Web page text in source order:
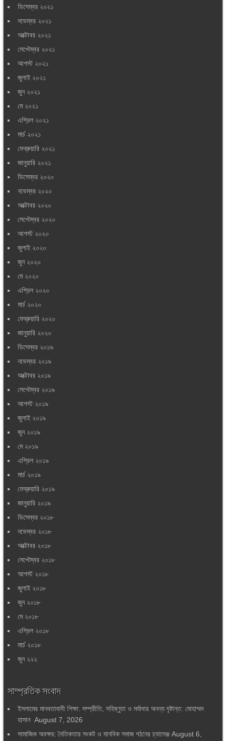
ডিসেম্বর ২০২১
নভেম্বর ২০২১
অক্টোবর ২০২১
সেপ্টেম্বর ২০২১
আগস্ট ২০২১
জুলাই ২০২১
জুন ২০২১
মে ২০২১
এপ্রিল ২০২১
মার্চ ২০২১
ফেব্রুয়ারি ২০২১
জানুয়ারি ২০২১
ডিসেম্বর ২০২০
নভেম্বর ২০২০
অক্টোবর ২০২০
সেপ্টেম্বর ২০২০
আগস্ট ২০২০
জুলাই ২০২০
জুন ২০২০
মে ২০২০
এপ্রিল ২০২০
মার্চ ২০২০
ফেব্রুয়ারি ২০২০
জানুয়ারি ২০২০
ডিসেম্বর ২০১৯
নভেম্বর ২০১৯
অক্টোবর ২০১৯
সেপ্টেম্বর ২০১৯
আগস্ট ২০১৯
জুলাই ২০১৯
জুন ২০১৯
মে ২০১৯
এপ্রিল ২০১৯
মার্চ ২০১৯
ফেব্রুয়ারি ২০১৯
জানুয়ারি ২০১৯
ডিসেম্বর ২০১৮
নভেম্বর ২০১৮
অক্টোবর ২০১৮
সেপ্টেম্বর ২০১৮
আগস্ট ২০১৮
জুলাই ২০১৮
জুন ২০১৮
মে ২০১৮
এপ্রিল ২০১৮
মার্চ ২০১৮
জুন ২২২
সাম্প্রতিক সংবাদ
ইসলামের মানবতাবাদী শিক্ষা: সম্প্রীতি, সহিষ্ণুতা ও মর্যাদার অনন্য দৃষ্টান্ত: মোহাম্মদ
হাসান August 7, 2026
সামাজিক অবক্ষয়: নৈতিকতার সংকট ও মানবিক সমাজ গঠনের চ্যালেঞ্জ August 6,